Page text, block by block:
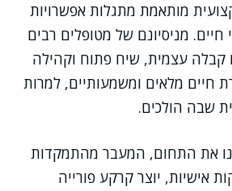
מותאמת מתגלות אפשרויות
חיים. מניסיונם של מטופלים רבים
קבלה עצמית, שיח פתוח וקהילה
חיים מלאים ומשמעותיים, למרות
שבה הולכים.
את התחום, המעבר מהתמקדות
אישיות, יוצר קרקע פורייה